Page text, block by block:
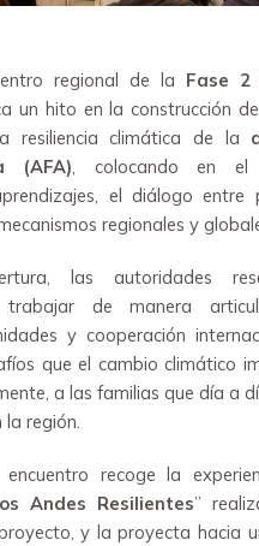
regional de la Fase 2
un hito en la construcción
resiliencia climática de la
(AFA), colocando en el
el diálogo entre
regionales y
las autoridades
de manera
y cooperación
que el cambio climático
a las familias que día a
la región.
recoge la
Andes Resilientes”
y la proyecta hacia